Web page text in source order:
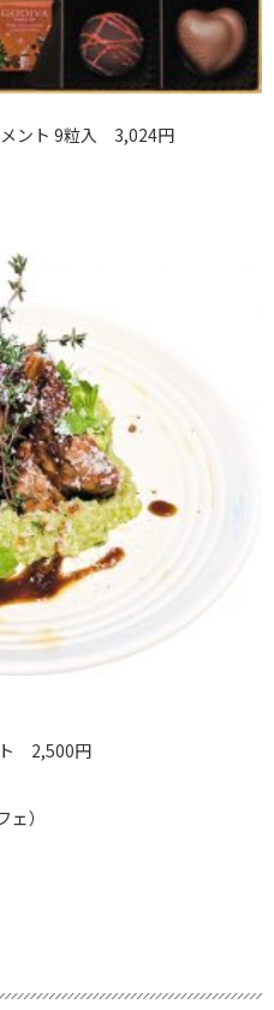
ント 9粒入 3,024円
ト 2,500円
）